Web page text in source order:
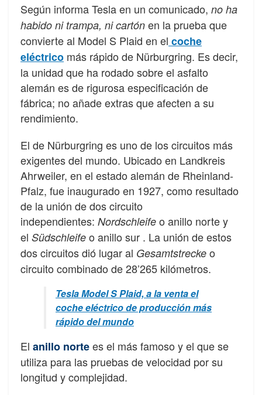
Según informa Tesla en un comunicado, no ha
habido ni trampa, ni cartón en la prueba que
convierte al Model S Plaid en el coche
eléctrico más rápido de Nürburgring. Es decir,
la unidad que ha rodado sobre el asfalto
alemán es de rigurosa especificación de
fábrica; no añade extras que afecten a su
rendimiento.
El de Nürburgring es uno de los circuitos más
exigentes del mundo. Ubicado en Landkreis
Ahrweiler, en el estado alemán de Rheinland-
Pfalz, fue inaugurado en 1927, como resultado
de la unión de dos circuito
independientes: Nordschleife o anillo norte y
el Südschleife o anillo sur . La unión de estos
dos circuitos dió lugar al Gesamtstrecke o
circuito combinado de 28’265 kilómetros.
Tesla Model S Plaid, a la venta el
coche eléctrico de producción más
rápido del mundo
El anillo nortees el más famoso y el que se
utiliza para las pruebas de velocidad por su
longitud y complejidad.